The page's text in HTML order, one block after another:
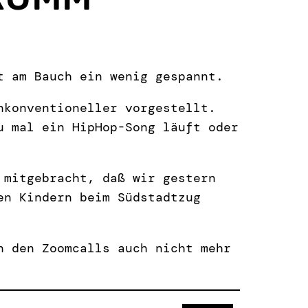
Bauch ein wenig gespannt.
vorgestellt.
ein HipHop-Song läuft oder
mitgebracht, daß wir gestern
Kindern beim Südstadtzug
Zoomcalls auch nicht mehr